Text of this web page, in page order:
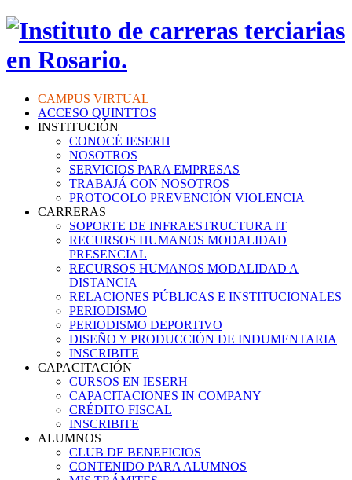
CAMPUS VIRTUAL
ACCESO QUINTTOS
INSTITUCIÓN
CONOCÉ IESERH
NOSOTROS
SERVICIOS PARA EMPRESAS
TRABAJÁ CON NOSOTROS
PROTOCOLO PREVENCIÓN VIOLENCIA
CARRERAS
SOPORTE DE INFRAESTRUCTURA IT
RECURSOS HUMANOS MODALIDAD
PRESENCIAL
RECURSOS HUMANOS MODALIDAD A
DISTANCIA
RELACIONES PÚBLICAS E INSTITUCIONALES
PERIODISMO
PERIODISMO DEPORTIVO
DISEÑO Y PRODUCCIÓN DE INDUMENTARIA
INSCRIBITE
CAPACITACIÓN
CURSOS EN IESERH
CAPACITACIONES IN COMPANY
CRÉDITO FISCAL
INSCRIBITE
ALUMNOS
CLUB DE BENEFICIOS
CONTENIDO PARA ALUMNOS